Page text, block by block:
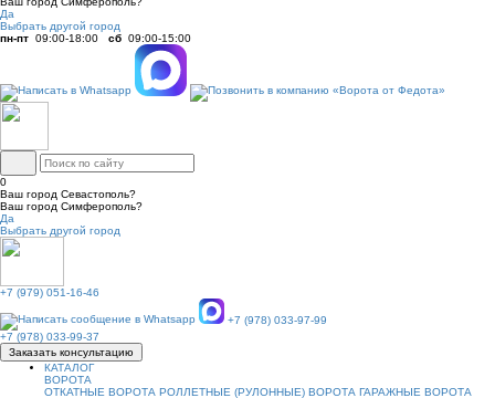
Да
Выбрать другой город
пн-пт 09:00-18:00 сб 09:00-15:00
0
Ваш город Севастополь?
Ваш город Симферополь?
Да
Выбрать другой город
+7 (979) 051-16-46
+7 (978) 033-97-99
+7 (978) 033-99-37
Заказать консультацию
КАТАЛОГ
ВОРОТА
ОТКАТНЫЕ ВОРОТА РОЛЛЕТНЫЕ (РУЛОННЫЕ) ВОРОТА ГАРАЖНЫЕ ВОРОТА